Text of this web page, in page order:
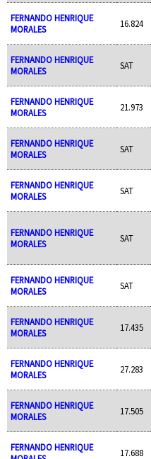
FERNANDO HENRIQUE
MORALES
16.824
FERNANDO HENRIQUE
MORALES
SAT
FERNANDO HENRIQUE
MORALES
21.973
FERNANDO HENRIQUE
MORALES
SAT
FERNANDO HENRIQUE
MORALES
SAT
FERNANDO HENRIQUE
MORALES
SAT
FERNANDO HENRIQUE
MORALES
SAT
FERNANDO HENRIQUE
MORALES
17.435
FERNANDO HENRIQUE
MORALES
27.283
FERNANDO HENRIQUE
MORALES
17.505
FERNANDO HENRIQUE
17.688